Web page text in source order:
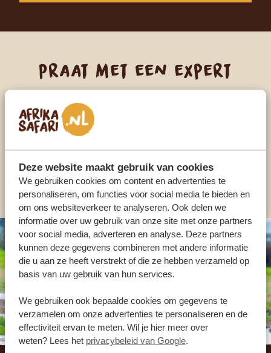
Deze website maakt gebruik van cookies
We gebruiken cookies om content en advertenties te
personaliseren, om functies voor social media te bieden en
om ons websiteverkeer te analyseren. Ook delen we
informatie over uw gebruik van onze site met onze partners
voor social media, adverteren en analyse. Deze partners
kunnen deze gegevens combineren met andere informatie
die u aan ze heeft verstrekt of die ze hebben verzameld op
basis van uw gebruik van hun services.
We gebruiken ook bepaalde cookies om gegevens te
verzamelen om onze advertenties te personaliseren en de
effectiviteit ervan te meten. Wil je hier meer over
weten? Lees het privacybeleid van Google.
Praat met een expert
ONZE SPECIALISTEN STAAN VOOR JE KLAAR
ANDERE LANDEN